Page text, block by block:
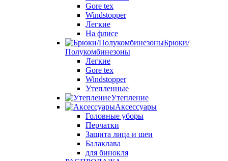
Gore tex
Windstopper
Легкие
На флисе
Брюки/
Полукомбинезоны
Легкие
Gore tex
Windstopper
Утепленные
Утепление
Аксессуары
Головные уборы
Перчатки
Защита лица и шеи
Балаклава
для бинокля